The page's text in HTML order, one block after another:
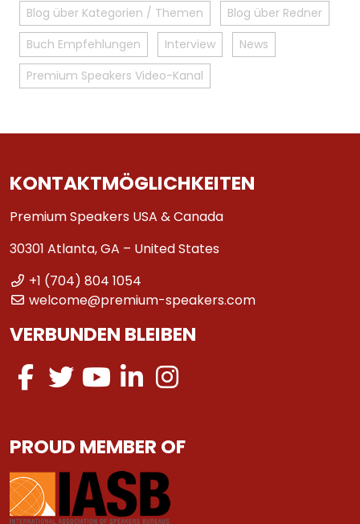
Blog über Kategorien / Themen
Blog über Redner
Buch Empfehlungen
Interview
News
Premium Speakers Video-Kanal
KONTAKTMÖGLICHKEITEN
Premium Speakers USA & Canada
30301 Atlanta, GA – United States
+1 (704) 804 1054
welcome@premium-speakers.com
VERBUNDEN BLEIBEN
PROUD MEMBER OF